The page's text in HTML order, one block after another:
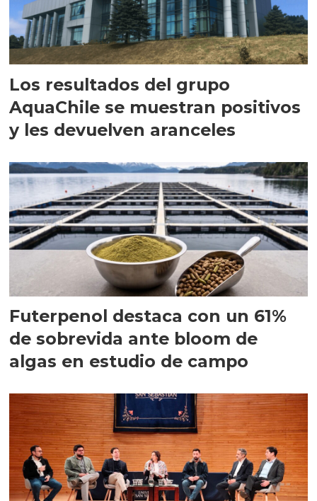
Los resultados del grupo
AquaChile se muestran positivos
y les devuelven aranceles
Futerpenol destaca con un 61%
de sobrevida ante bloom de
algas en estudio de campo